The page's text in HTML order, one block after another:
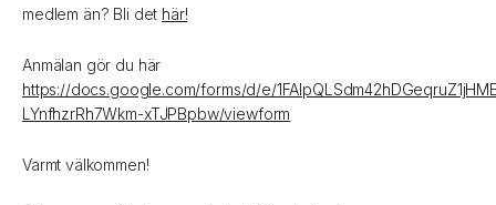
medlem än? Bli det här!
Anmälan gör du här
https://docs.google.com/forms/d/e/
LYnfhzrRh7Wkm-xTJPBpbw/viewform
Varmt välkommen!